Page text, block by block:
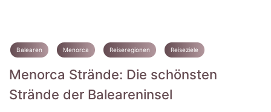
Balearen Menorca Reiseregionen Reiseziele
Menorca Strände: Die schönsten
Strände der Baleareninsel